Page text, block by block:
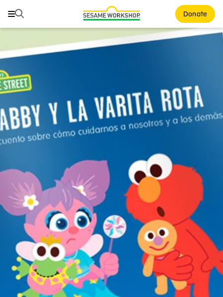
Buscar Donate
Buscar
ABCs and 123s
Healthy Minds and Bodies
Courses and Webinars
Games and Storybooks
About Us
Support Us